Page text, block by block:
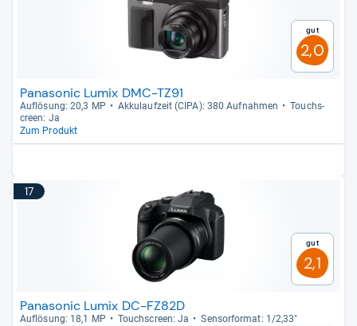
Gut
2,0
Panasonic Lumix DMC-TZ91
Auf­lö­sung: 20,3 MP Akku­lauf­zeit (CIPA): 380 Auf­nah­men
Touch­s­
creen: Ja
Zum Produkt
17
Gut
2,1
Panasonic Lumix DC-FZ82D
Auf­lö­sung: 18,1 MP Touch­s­creen: Ja
Sen­sor­for­mat: 1/2,33"